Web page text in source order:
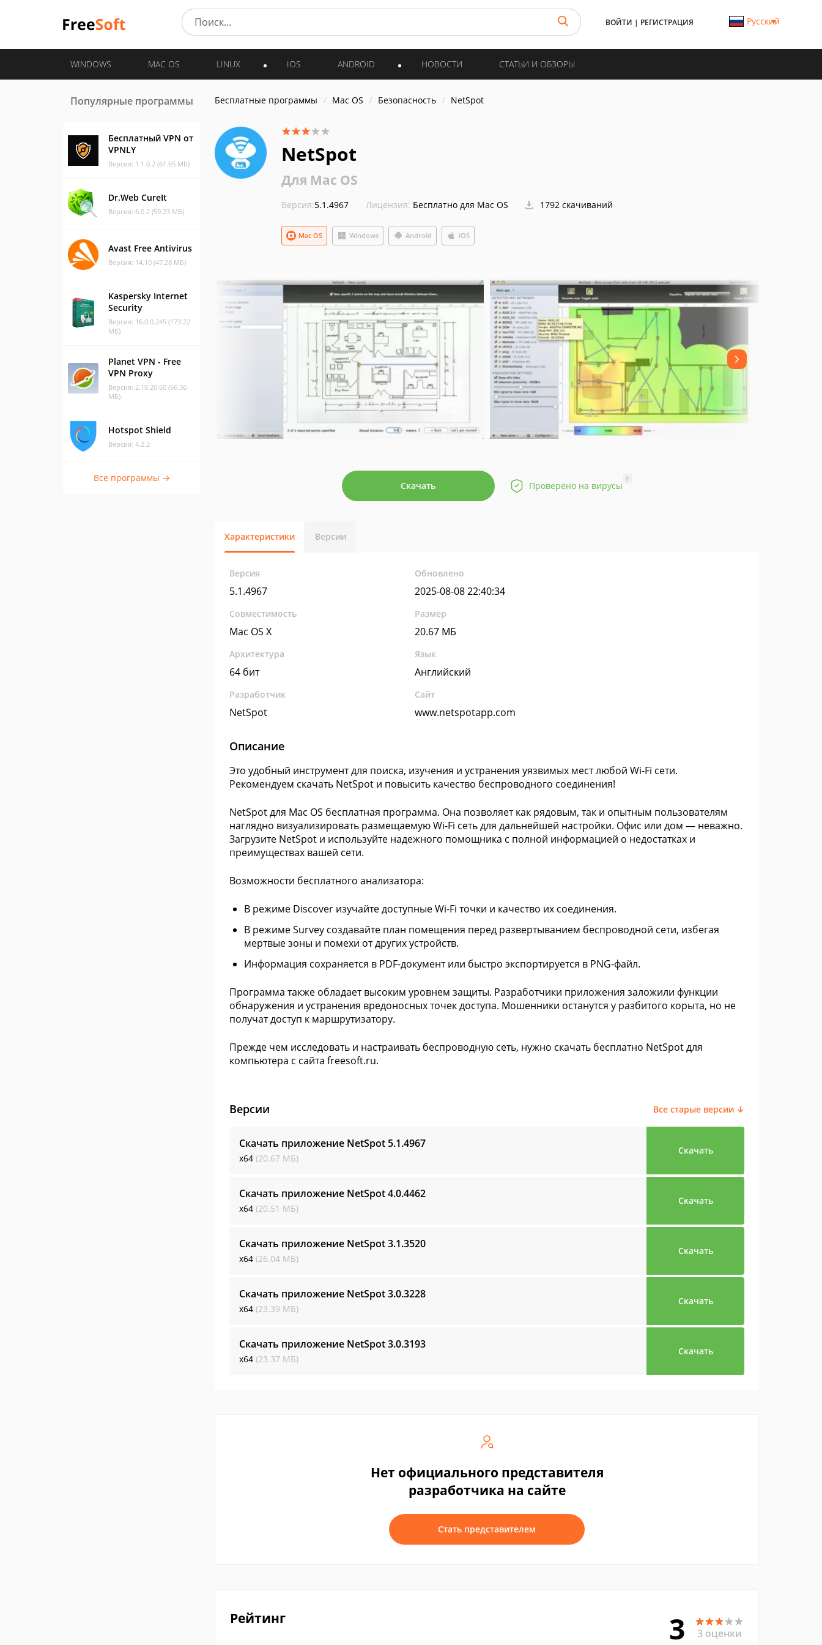
ВОЙТИ | РЕГИСТРАЦИЯ Русский
WINDOWS MAC OS LINUX IOS ANDROID НОВОСТИ СТАТЬИ И ОБЗОРЫ
Популярные программы
Бесплатный VPN от
VPNLY
Версия: 1.1.0.2 (61.65 МБ)
Dr.Web CureIt
Версия: 6.0.2 (59.23 МБ)
Avast Free Antivirus
Версия: 14.10 (47.28 МБ)
Kaspersky Internet
Security
Версия: 16.0.0.245 (173.22
МБ)
Planet VPN - Free
VPN Proxy
Версия: 2.10.20.60 (66.36
МБ)
Hotspot Shield
Версия: 4.2.2
Все программы →
Бесплатные программы Mac OS Безопасность NetSpot
NetSpot
Для Mac OS
Версия:5.1.4967 Лицензия: Бесплатно для Mac OS 1792 скачиваний
Mac OS Windows Android iOS
Скачать Проверено на вирусы
?
Характеристики Версии
Версия
5.1.4967
Обновлено
2025-08-08 22:40:34
Совместимость
Mac OS X
Размер
20.67 МБ
Архитектура
64 бит
Язык
Английский
Разработчик
NetSpot
Сайт
www.netspotapp.com
Описание
Это удобный инструмент для поиска, изучения и устранения уязвимых мест любой Wi-Fi сети.
Рекомендуем скачать NetSpot и повысить качество беспроводного соединения!
NetSpot для Mac OS бесплатная программа. Она позволяет как рядовым, так и опытным пользователям
наглядно визуализировать размещаемую Wi-Fi сеть для дальнейшей настройки. Офис или дом — неважно.
Загрузите NetSpot и используйте надежного помощника с полной информацией о недостатках и
преимуществах вашей сети.
Возможности бесплатного анализатора:
В режиме Discover изучайте доступные Wi-Fi точки и качество их соединения.
В режиме Survey создавайте план помещения перед развертыванием беспроводной сети, избегая
мертвые зоны и помехи от других устройств.
Информация сохраняется в PDF-документ или быстро экспортируется в PNG-файл.
Программа также обладает высоким уровнем защиты. Разработчики приложения заложили функции
обнаружения и устранения вредоносных точек доступа. Мошенники останутся у разбитого корыта, но не
получат доступ к маршрутизатору.
Прежде чем исследовать и настраивать беспроводную сеть, нужно скачать бесплатно NetSpot для
компьютера с сайта freesoft.ru.
Версии Все старые версии ↓
Скачать приложение NetSpot 5.1.4967
x64 (20.67 МБ)
Скачать
Скачать приложение NetSpot4.0.4462
x64 (20.51 МБ)
Скачать
Скачать приложение NetSpot3.1.3520
x64 (26.04 МБ)
Скачать
Скачать приложение NetSpot3.0.3228
x64 (23.39 МБ)
Скачать
Скачать приложение NetSpot3.0.3193
x64 (23.37 МБ)
Скачать
Нет официального представителя
разработчика на сайте
Стать представителем
Рейтинг 3 3 оценки